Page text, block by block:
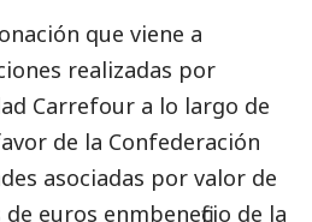
que viene a
realizadas por
Carrefour a lo largo de
de la Confederación
asociadas por valor de
euros enmbeneficio de la